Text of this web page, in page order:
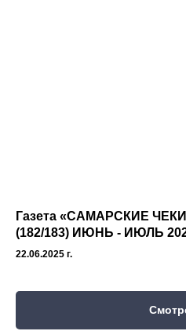
Газета «САМАРСКИЕ
(182/183) ИЮНЬ - ИЮЛЬ
22.06.2025 г.